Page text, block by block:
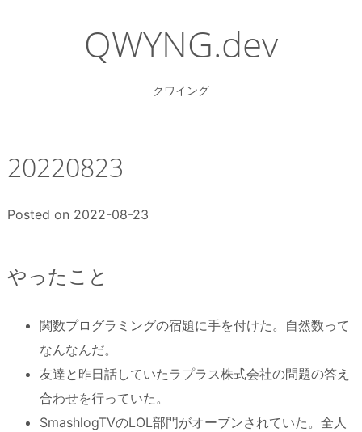
QWYNG.dev
クワイング
20220823
Posted on 2022-08-23
やったこと
関数プログラミングの宿題に手を付けた。自然数って
なんなんだ。
友達と昨日話していたラプラス株式会社の問題の答え
合わせを行っていた。
SmashlogTVのLOL部門がオーブンされていた。全人